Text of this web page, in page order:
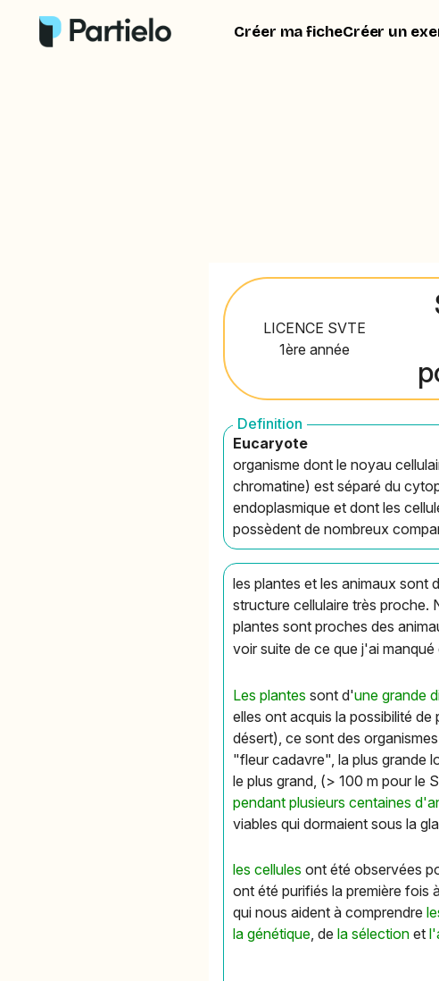
Créer ma ficheCréer un
LICENCE SVTE
1ère année
Definition
Eucaryote
organisme dont le noyau
chromatine) est séparé du
endoplasmique et dont les
possèdent de nombreux
les plantes et les animaux sont
structure cellulaire très proche.
plantes sont proches des
voir suite de ce que j'ai manqué
Les plantes sont d'une grande
elles ont acquis la possibilité
désert), ce sont des
"fleur cadavre", la plus grande
le plus grand, (> 100 m pour le
pendant plusieurs centaines
viables qui dormaient sous la
les cellules ont été observées
ont été purifiés la première fois
qui nous aident à comprendre
la génétique , dela sélection et